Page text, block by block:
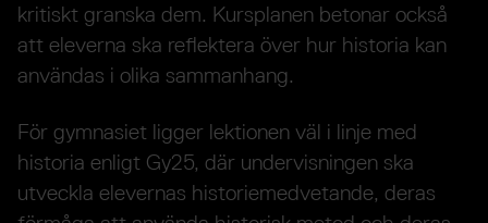
kritiskt granska dem. Kursplanen betonar också
att eleverna ska reflektera över hur historia kan
användas i olika sammanhang.
För gymnasiet ligger lektionen väl i linje med
historia enligt Gy25, där undervisningen ska
utveckla elevernas historiemedvetande, deras